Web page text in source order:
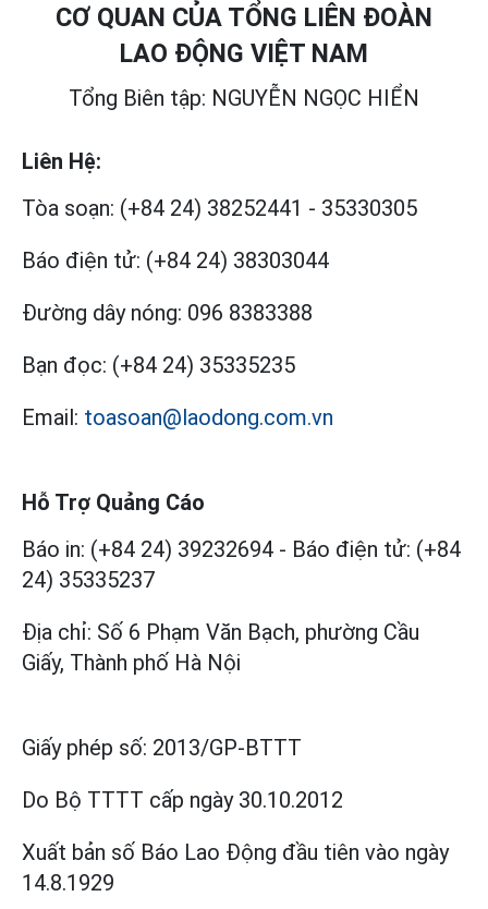
CƠ QUAN CỦA TỔNG LIÊN ĐOÀN
LAO ĐỘNG VIỆT NAM
Tổng Biên tập: NGUYỄN NGỌC HIỂN
Liên Hệ:
Tòa soạn: (+84 24) 38252441 - 35330305
Báo điện tử: (+84 24) 38303044
Đường dây nóng: 096 8383388
Bạn đọc: (+84 24) 35335235
Email: toasoan@laodong.com.vn
Hỗ Trợ Quảng Cáo
Báo in: (+84 24) 39232694 - Báo điện tử: (+84
24) 35335237
Địa chỉ: Số 6 Phạm Văn Bạch, phường Cầu
Giấy, Thành phố Hà Nội
Giấy phép số: 2013/GP-BTTT
Do Bộ TTTT cấp ngày 30.10.2012
Xuất bản số Báo Lao Động đầu tiên vào ngày
14.8.1929